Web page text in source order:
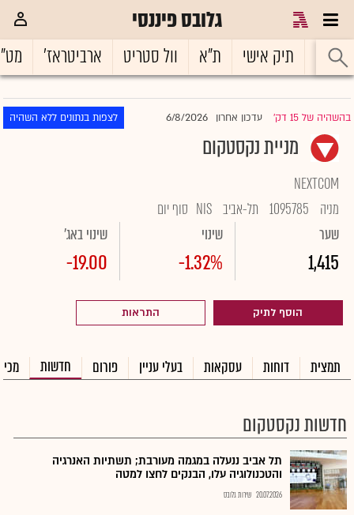
גלובס פיננסי
ראשי תיק אישי ת"א וול סטריט ארביטראז'
בהשהיה של 15 דק' |עדכון אחרון 6/8/2026 לצפות בנתונים ללא השהיה
מניית נקסטקום
NEXTCOM
מניה
1095785 תל-אביב NIS סוף יום
שער
1,415
שינוי
-1.32%
שינוי באג'
-19.00
הוסף לתיק התראות
תמצית דוחות עסקאות בעלי עניין פורום חדשות
חדשות נקסטקום
תל אביב ננעלה במגמה מעורבת; תשתיות האנרגיה
והטכנולוגיה עלו, הבנקים לחצו למטה
20.07.2026 שירות גלובס